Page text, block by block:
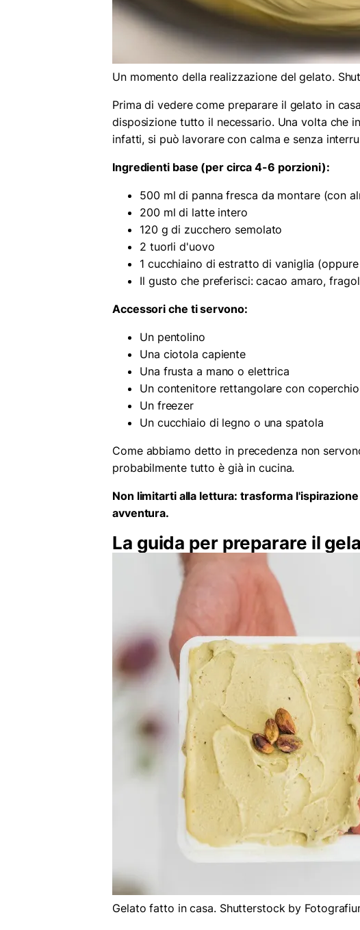
Un momento della realizzazione del gelato.
Prima di vedere come preparare il gelato in
disposizione tutto il necessario. Una volta che
infatti, si può lavorare con calma e senza
Ingredienti base (per circa 4-6 porzioni):
500 ml di panna fresca da montare (con
200 ml di latte intero
120 g di zucchero semolato
2 tuorli d'uovo
1 cucchiaino di estratto di vaniglia
Il gusto che preferisci: cacao amaro,
Accessori che ti servono:
Un pentolino
Una ciotola capiente
Una frusta a mano o elettrica
Un contenitore rettangolare con
Un freezer
Un cucchiaio di legno o una spatola
Come abbiamo detto in precedenza non
probabilmente tutto è già in cucina.
Non limitarti alla lettura: trasforma
avventura.
La guida per preparare il
Gelato fatto in casa. Shutterstock by